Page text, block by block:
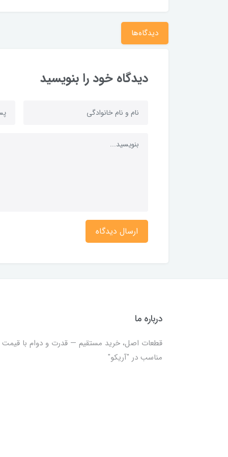
دیدگاه‌ها
دیدگاه خود را بنویسید
ارسال دیدگاه
درباره ما
قطعات اصل، خرید مستقیم — قدرت و دوام با قیمت
مناسب در "آریکو"